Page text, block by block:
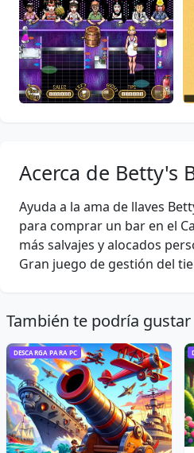
Acerca de Betty's
Ayuda a la ama de llaves
para comprar un bar en el
más salvajes y alocados
Gran juego de gestión del
También te podría gustar
DESCARGA PARA PC